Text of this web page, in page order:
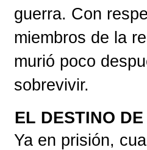
guerra. Con
miembros de la
murió poco
sobrevivir.
EL DESTINO
Ya en prisión,